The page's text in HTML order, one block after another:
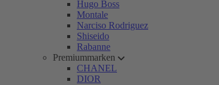
Hugo Boss
Montale
Narciso Rodriguez
Shiseido
Rabanne
Premiummarken
CHANEL
DIOR